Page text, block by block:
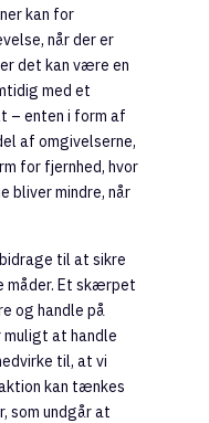
kan for
når der er
det kan være en
med et
– enten i form af
af omgivelserne,
for fjernhed, hvor
bliver mindre, når
til at sikre
måder. Et skærpet
og handle på
muligt at handle
til, at vi
kan tænkes
som undgår at